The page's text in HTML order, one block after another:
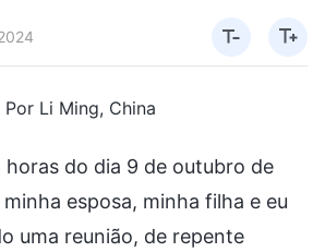
Por Li Ming, China
horas do dia 9 de outubro de
esposa, minha filha e eu
uma reunião, de repente